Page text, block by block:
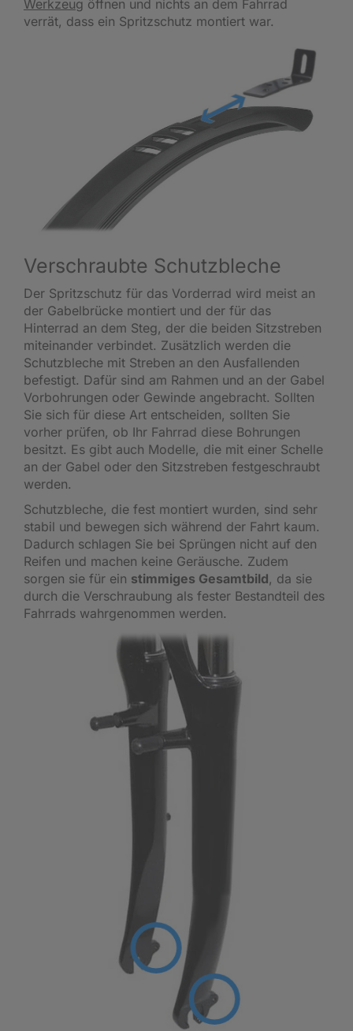
Werkzeug öffnen und nichts an dem Fahrrad
verrät, dass ein Spritzschutz montiert war.
Verschraubte Schutzbleche
Der Spritzschutz für das Vorderrad wird meist an
der Gabelbrücke montiert und der für das
Hinterrad an dem Steg, der die beiden Sitzstreben
miteinander verbindet. Zusätzlich werden die
Schutzbleche mit Streben an den Ausfallenden
befestigt. Dafür sind am Rahmen und an der Gabel
Vorbohrungen oder Gewinde angebracht. Sollten
Sie sich für diese Art entscheiden, sollten Sie
vorher prüfen, ob Ihr Fahrrad diese Bohrungen
besitzt. Es gibt auch Modelle, die mit einer Schelle
an der Gabel oder den Sitzstreben festgeschraubt
werden.
Schutzbleche, die fest montiert wurden, sind sehr
stabil und bewegen sich während der Fahrt kaum.
Dadurch schlagen Sie bei Sprüngen nicht auf den
Reifen und machen keine Geräusche. Zudem
sorgen sie für ein stimmiges Gesamtbild, da sie
durch die Verschraubung als fester Bestandteil des
Fahrrads wahrgenommen werden.